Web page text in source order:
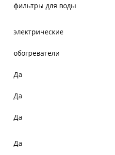
фильтры для воды
электрические
обогреватели
Да
Да
Да
Да